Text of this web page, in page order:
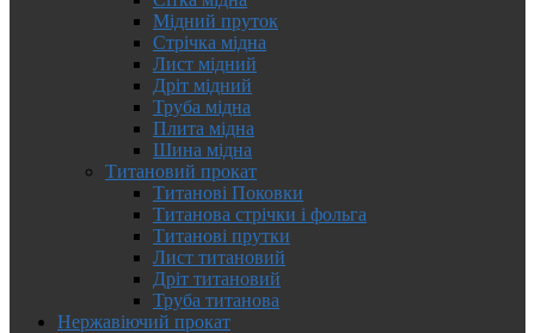
Мідний пруток
Стрічка мідна
Лист мідний
Дріт мідний
Труба мідна
Плита мідна
Шина мідна
Титановий прокат
Титанові Поковки
Титанова стрічки і фольга
Титанові прутки
Лист титановий
Дріт титановий
Труба титанова
Нержавіючий прокат